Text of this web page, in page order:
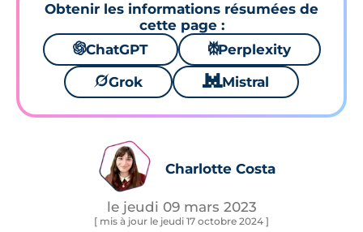
Obtenir les informations résumées de
cette page :
🌌ChatGPT ⚙Perplexity
🪐Grok 🐱 Mistral
Charlotte Costa
le jeudi 09 mars 2023
[ mis à jour le jeudi 17 octobre 2024 ]